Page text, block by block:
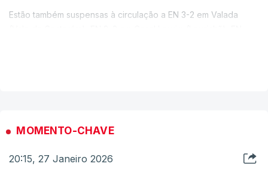
Estão também suspensas à circulação a EN 3-2 em Valada
Portalegre), EN 361 na Lourinhã (Lisboa) e a EN 246-1 em
De acordo com a GNR, há ainda troços fechados na rede
MOMENTO-CHAVE
20:15, 27 Janeiro 2026